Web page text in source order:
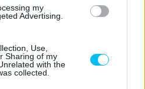
my
Advertising.
Use,
Sharing of my
with the
collected.
Franco Morbidelli
MotoGP